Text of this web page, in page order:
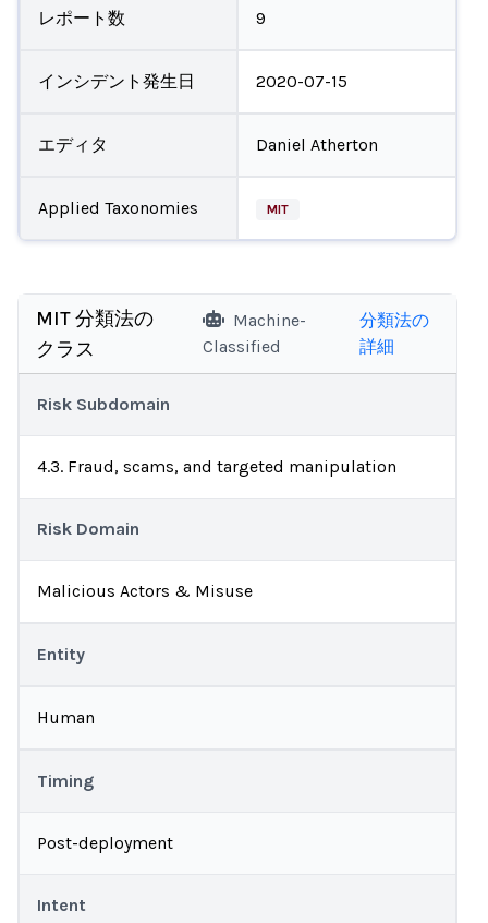
レポート数 9
インシデント発生日 2020-07-15
エディタ Daniel Atherton
Applied Taxonomies MIT
MIT 分類法の
クラス
Machine-
Classified
分類法の
詳細
Risk Subdomain
4.3. Fraud, scams, and targeted manipulation
Risk Domain
Malicious Actors & Misuse
Entity
Human
Timing
Post-deployment
Intent